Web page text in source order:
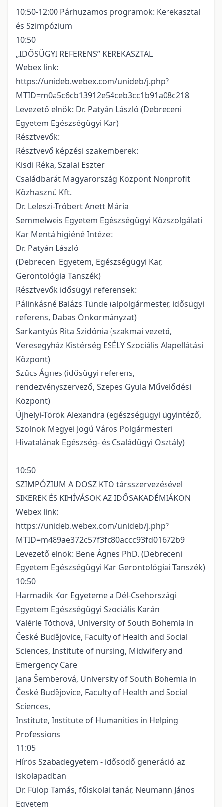
10:50-12:00 Párhuzamos programok: Kerekasztal
és Szimpózium
10:50
„IDŐSÜGYI REFERENS” KEREKASZTAL
Webex link:
https://unideb.webex.com/unideb/j.php?
MTID=m0a5c6cb13912e54ceb3cc1b91a08c218
Levezető elnök: Dr. Patyán László (Debreceni
Egyetem Egészségügyi Kar)
Résztvevők:
Résztvevő képzési szakemberek:
Kisdi Réka, Szalai Eszter
Családbarát Magyarország Központ Nonprofit
Közhasznú Kft.
Dr. Leleszi-Tróbert Anett Mária
Semmelweis Egyetem Egészségügyi Közszolgálati
Kar Mentálhigiéné Intézet
Dr. Patyán László
(Debreceni Egyetem, Egészségügyi Kar,
Gerontológia Tanszék)
Résztvevők idősügyi referensek:
Pálinkásné Balázs Tünde (alpolgármester, idősügyi
referens, Dabas Önkormányzat)
Sarkantyús Rita Szidónia (szakmai vezető,
Veresegyház Kistérség ESÉLY Szociális Alapellátási
Központ)
Szűcs Ágnes (idősügyi referens,
rendezvényszervező, Szepes Gyula Művelődési
Központ)
Újhelyi-Török Alexandra (egészségügyi ügyintéző,
Szolnok Megyei Jogú Város Polgármesteri
Hivatalának Egészség- és Családügyi Osztály)
10:50
SZIMPÓZIUM A DOSZ KTO társszervezésével
SIKEREK ÉS KIHÍVÁSOK AZ IDŐSAKADÉMIÁKON
Webex link:
https://unideb.webex.com/unideb/j.php?
MTID=m489ae372c57f3fc80accc93fd01672b9
Levezető elnök: Bene Ágnes PhD. (Debreceni
Egyetem Egészségügyi Kar Gerontológiai Tanszék)
10:50
Harmadik Kor Egyeteme a Dél-Csehországi
Egyetem Egészségügyi Szociális Karán
Valérie Tóthová, University of South Bohemia in
České Budějovice, Faculty of Health and Social
Sciences, Institute of nursing, Midwifery and
Emergency Care
Jana Šemberová, University of South Bohemia in
České Budějovice, Faculty of Health and Social
Sciences,
Institute, Institute of Humanities in Helping
Professions
11:05
Hírös Szabadegyetem - idősödő generáció az
iskolapadban
Dr. Fülöp Tamás, főiskolai tanár, Neumann János
Egyetem